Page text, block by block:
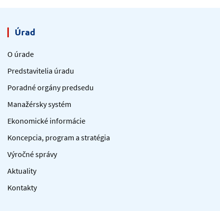
Úrad
O úrade
Predstavitelia úradu
Poradné orgány predsedu
Manažérsky systém
Ekonomické informácie
Koncepcia, program a stratégia
Výročné správy
Aktuality
Kontakty